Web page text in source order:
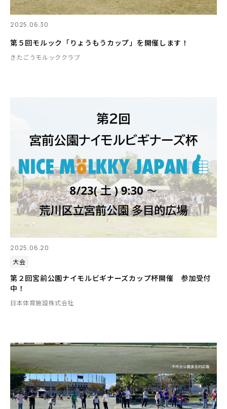
2025.06.30
第５回モルック「りょうもうカップ」を開催します！
きたごうモルッククラブ
2025.06.20
大会
第２回宮前公園ナイモルビギナーズカップ杯開催 参加受付
中！
日本体育施設株式会社